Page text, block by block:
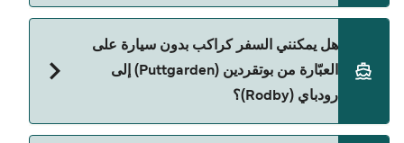
صفحة العروض لمعرفة أحدث التخفيضات.
هل يمكنني السفر كراكب بدون سيارة على
العبّارة من بوتقردين (Puttgarden) إلى
رودباي (Rodby)؟